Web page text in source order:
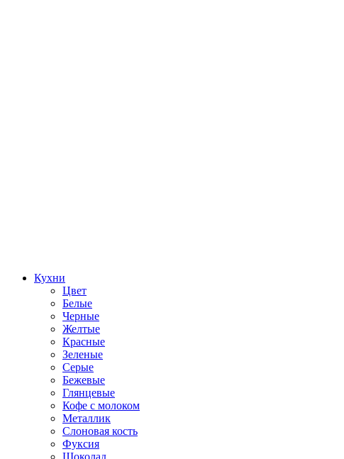
Кухни
Цвет
Белые
Черные
Желтые
Красные
Зеленые
Серые
Бежевые
Глянцевые
Кофе с молоком
Металлик
Слоновая кость
Фуксия
Шоколад